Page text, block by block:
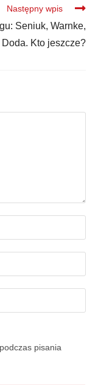
Następny wpis
Seniuk, Warnke,
Kto jeszcze?
pisania